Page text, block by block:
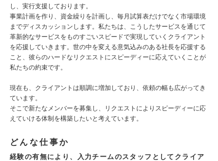
し、実行支援しております。
事業計画を作り、資金繰りを計画し、毎月試算表だけでなく市場環境
までディスカッションします。私たちは、こうしたサービスを通じて
革新的なサービスをものすごいスピードで実現していくクライアント
を応援していきます。世の中を変える意気込みのある社長を応援する
こと、彼らのハードなリクエストにスピーディーに応えていくことが
私たちの約束です。
現在も、クライアントは順調に増加しており、依頼の幅も広がってき
ています。
そこで新たなメンバーを募集し、リクエストによりスピーディーに応
えていける体制を構築したいと考えています。
どんな仕事か
経験の有無により、入力チームのスタッフとしてクライア